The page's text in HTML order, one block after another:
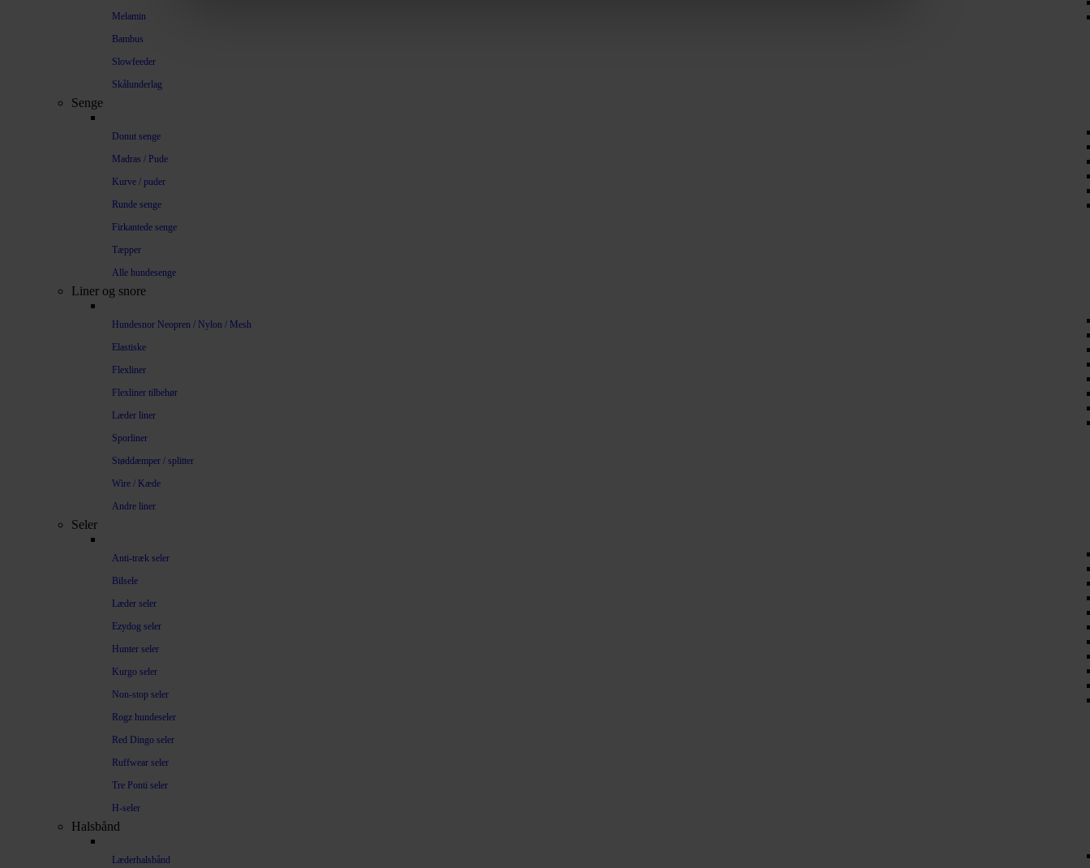
Melamin
Bambus
Slowfeeder
Skålunderlag
Senge
Donut senge
Madras / Pude
Kurve / puder
Runde senge
Firkantede senge
Tæpper
Alle hundesenge
Liner og snore
Hundesnor Neopren / Nylon / Mesh
Elastiske
Flexliner
Flexliner tilbehør
Læder liner
Sporliner
Støddæmper / splitter
Wire / Kæde
Andre liner
Seler
Anti-træk seler
Bilsele
Læder seler
Ezydog seler
Hunter seler
Kurgo seler
Non-stop seler
Rogz hundeseler
Red Dingo seler
Ruffwear seler
Tre Ponti seler
H-seler
Halsbånd
Læderhalsbånd